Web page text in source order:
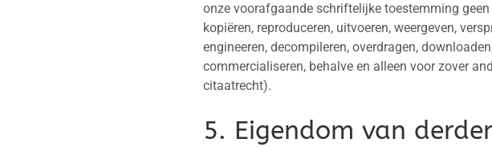
onze voorafgaande schriftelijke toestemming
kopiëren, reproduceren, uitvoeren, weergeven,
engineeren, decompileren, overdragen,
commercialiseren, behalve en alleen voor zover
citaatrecht).
5. Eigendom van